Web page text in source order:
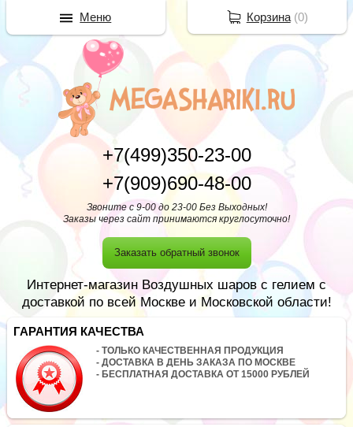
+7(499)350-23-00
+7(909)690-48-00
Звоните с 9-00 до 23-00 Без Выходных!
Заказы через сайт принимаются круглосуточно!
Заказать обратный звонок
Интернет-магазин Воздушных шаров с гелием с
доставкой по всей Москве и Московской области!
ГАРАНТИЯ КАЧЕСТВА
- ТОЛЬКО КАЧЕСТВЕННАЯ ПРОДУКЦИЯ
- ДОСТАВКА В ДЕНЬ ЗАКАЗА ПО МОСКВЕ
- БЕСПЛАТНАЯ ДОСТАВКА ОТ 15000 РУБЛЕЙ
Корзина(0)
Меню